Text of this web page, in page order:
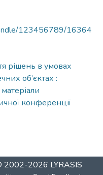
123456789/16364
рішень в умовах
об’єктах :
конференції
2002-2026 LYRASIS